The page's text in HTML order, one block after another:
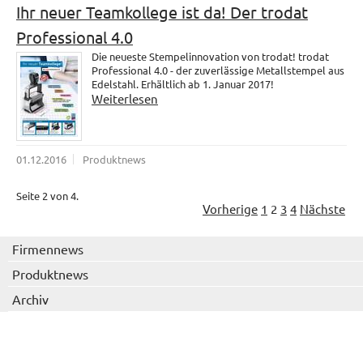
Ihr neuer Teamkollege ist da! Der trodat
Professional 4.0
Die neueste Stempelinnovation von trodat! trodat
Professional 4.0 - der zuverlässige Metallstempel aus
Edelstahl. Erhältlich ab 1. Januar 2017!
Weiterlesen
01.12.2016 Produktnews
Seite 2 von 4.
Vorherige 1 2 3 4 Nächste
Firmennews
Produktnews
Archiv